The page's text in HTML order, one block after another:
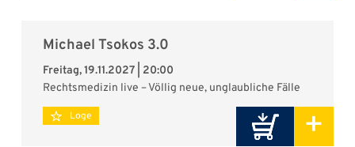
Michael Tsokos 3.0
Freitag, 19.11.2027 | 20:00
Rechtsmedizin live – Völlig neue, unglaubliche Fälle
+
Loge